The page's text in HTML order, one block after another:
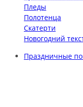
Пледы
Полотенца
Скатерти
Новогодний
Праздничные